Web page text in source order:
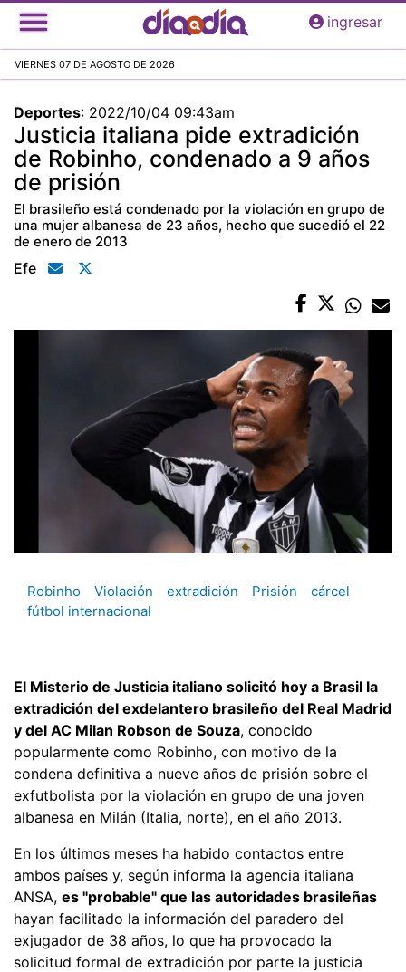
Pasar
al
principal
ingresar
VIERNES 07 DE AGOSTO DE 2026
Deportes: 2022/10/04 09:43am
Justicia italiana pide extradición
de Robinho, condenado a 9 años
de prisión
El brasileño está condenado por la violación en grupo de
una mujer albanesa de 23 años, hecho que sucedió el 22
de enero de 2013
Efe
Robinho Violación extradición Prisión
cárcel
fútbol internacional
El Misterio de Justicia italiano solicitó hoy a Brasil la
extradición del exdelantero brasileño del Real Madrid
y del AC Milan Robson de Souza, conocido
popularmente como Robinho, con motivo de la
condena definitiva a nueve años de prisión sobre el
exfutbolista por la violación en grupo de una joven
albanesa en Milán (Italia, norte), en el año 2013.
En los últimos meses ha habido contactos entre
ambos países y, según informa la agencia italiana
ANSA, es "probable" que las autoridades brasileñas
hayan facilitado la información del paradero del
exjugador de 38 años, lo que ha provocado la
solicitud formal de extradición por parte la justicia